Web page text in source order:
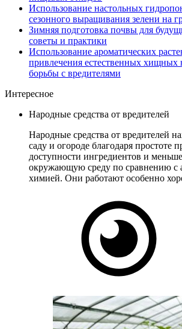
Использование настольных
сезонного выращивания зелени на
Зимняя подготовка почвы для
советы и практики
Использование ароматических
привлечения естественных хищных
борьбы с вредителями
Интересное
Народные средства от вредителей
Народные средства от вредителей
саду и огороде благодаря простоте
доступности ингредиентов и
окружающую среду по сравнению с
химией. Они работают особенно